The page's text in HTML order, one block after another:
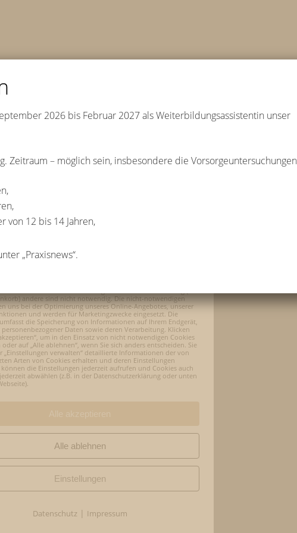
world!
Mai 17, 2023 No Comments
2026 bis Februar 2027 als Weiterbildungsassistentin unser
Zeitraum – möglich sein, insbesondere die Vorsorgeuntersuchungen
12 bis 14 Jahren,
„Praxisnews“.
andere sind nicht notwendig. Die nicht-notwendigen
uns bei der Optimierung unseres Online-Angebotes, unserer
und werden für Marketingzwecke eingesetzt. Die
die Speicherung von Informationen auf Ihrem Endgerät,
personenbezogener Daten sowie deren Verarbeitung. Klicken
um in den Einsatz von nicht notwendigen Cookies
auf „Alle ablehnen“, wenn Sie sich anders entscheiden. Sie
„Einstellungen verwalten“ detaillierte Informationen der von
Arten von Cookies erhalten und deren Einstellungen
die Einstellungen jederzeit aufrufen und Cookies auch
abwählen (z.B. in der Datenschutzerklärung oder unten
Alle ablehnen
Einstellungen
Datenschutz | Impressum